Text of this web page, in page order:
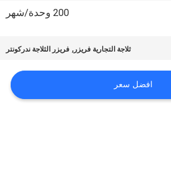
200 وحدة/شهر
ثلاجة التجارية فريزر , فريزر الثلاجة ندركونتر
افضل سعر